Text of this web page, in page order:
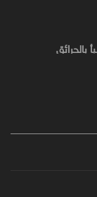
بالحرائق